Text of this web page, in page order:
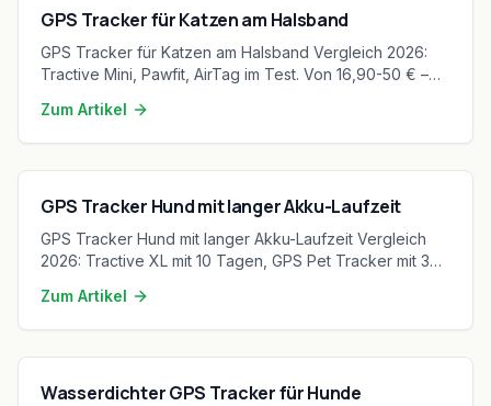
GPS Tracker für Katzen am Halsband
GPS Tracker für Katzen am Halsband Vergleich 2026:
Tractive Mini, Pawfit, AirTag im Test. Von 16,90-50 € –
Zum Artikel
GPS Tracker Hund mit langer Akku-Laufzeit
GPS Tracker Hund mit langer Akku-Laufzeit Vergleich
2026: Tractive XL mit 10 Tagen, GPS Pet Tracker mit 30
Zum Artikel
Wasserdichter GPS Tracker für Hunde